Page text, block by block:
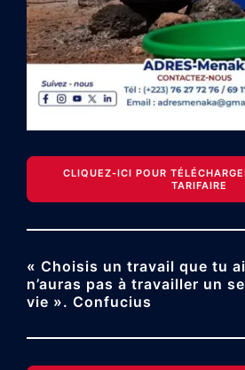
CLIQUEZ-ICI POUR
TARIFAIRE
« Choisis un travail que tu
n’auras pas à travailler un
vie ». Confucius